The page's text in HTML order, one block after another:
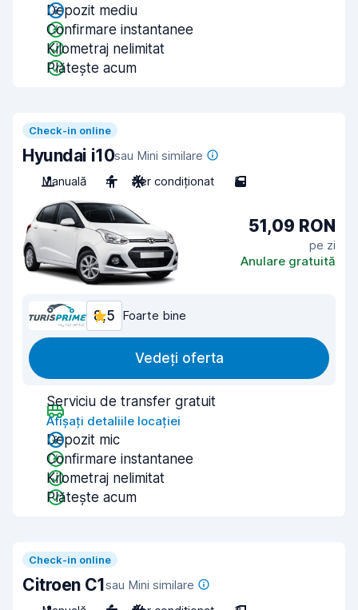
Depozit mediu
Confirmare instantanee
Kilometraj nelimitat
Plătește acum
Check-in online
Hyundai i10sau Mini similare
Manuală
4 Aer condiționat 5
51,09 RON
pe zi
Anulare gratuită
8,5 Foarte bine
Vedeți oferta
Serviciu de transfer gratuit
Afișați detaliile locației
Depozit mic
Confirmare instantanee
Kilometraj nelimitat
Plătește acum
Check-in online
Citroen C1sau Mini similare